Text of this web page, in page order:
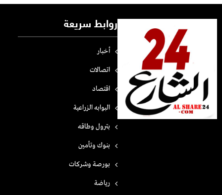
روابط سريعة
أخبار
اتصالات
اقتصاد
البوابه الزراعية
بترول وطاقه
بنوك وتأمين
بورصة وشركات
رياضة